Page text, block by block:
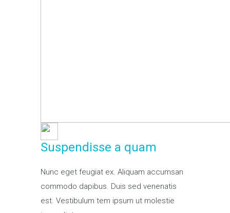
Suspendisse a quam
Nunc eget feugiat ex. Aliquam accumsan
commodo dapibus. Duis sed venenatis
est. Vestibulum tem ipsum ut molestie